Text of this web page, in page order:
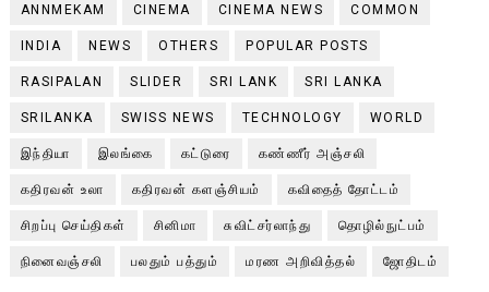
ANNMEKAM CINEMA CINEMA NEWS COMMON
INDIA NEWS OTHERS POPULAR POSTS
RASIPALAN SLIDER SRI LANK SRI LANKA
SRILANKA SWISS NEWS TECHNOLOGY WORLD
இந்தியா இலங்கை கட்டுரை கண்ணீர் அஞ்சலி
கதிரவன் உலா கதிரவன் களஞ்சியம் கவிதைத் தோட்டம்
சிறப்பு செய்திகள் சினிமா சுவிட்சர்லாந்து தொழில்நுட்பம்
நினைவஞ்சலி பலதும் பத்தும் மரண அறிவித்தல் ஜோதிடம்